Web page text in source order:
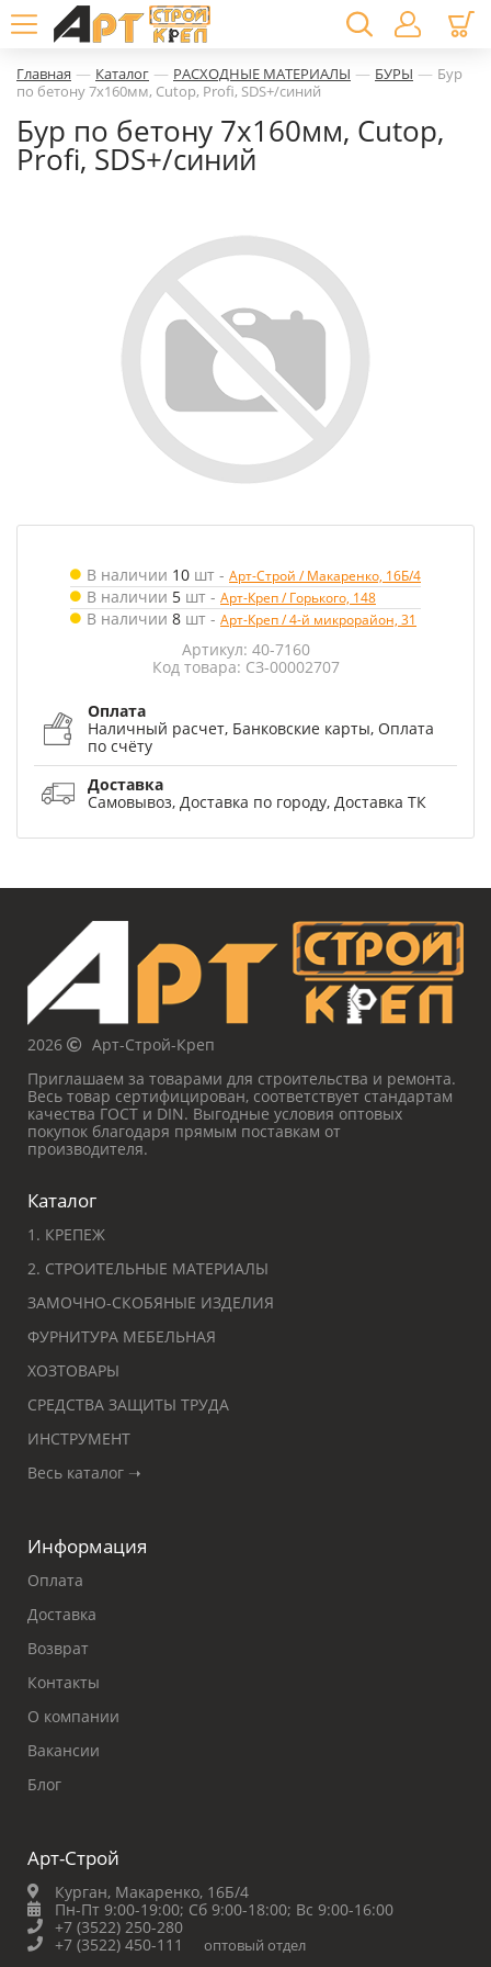
Главная — Каталог — РАСХОДНЫЕ МАТЕРИАЛЫ — БУРЫ — Бур
по бетону 7х160мм, Cutop, Profi, SDS+/синий
Бур по бетону 7х160мм, Cutop,
Profi, SDS+/синий
В наличии 10 шт - Арт-Строй / Макаренко, 16Б/4
В наличии 5 шт - Арт-Креп / Горького, 148
В наличии 8 шт - Арт-Креп / 4-й микрорайон, 31
Артикул: 40-7160
Код товара: СЗ-00002707
Оплата
Наличный расчет, Банковские карты, Оплата
по счёту
Доставка
Самовывоз, Доставка по городу, Доставка ТК
2026
Арт-Строй-Креп
Приглашаем за товарами для строительства и ремонта.
Весь товар сертифицирован, соответствует стандартам
качества ГОСТ и DIN. Выгодные условия оптовых
покупок благодаря прямым поставкам от
производителя.
Каталог
1. КРЕПЕЖ
2. СТРОИТЕЛЬНЫЕ МАТЕРИАЛЫ
ЗАМОЧНО-СКОБЯНЫЕ ИЗДЕЛИЯ
ФУРНИТУРА МЕБЕЛЬНАЯ
ХОЗТОВАРЫ
СРЕДСТВА ЗАЩИТЫ ТРУДА
ИНСТРУМЕНТ
Весь каталог ➝
Информация
Оплата
Доставка
Возврат
Контакты
О компании
Вакансии
Блог
Арт-Строй
Курган, Макаренко, 16Б/4
Пн-Пт 9:00-19:00; Сб 9:00-18:00; Вс 9:00-16:00
+7 (3522) 250-280
+7 (3522) 450-111
оптовый отдел